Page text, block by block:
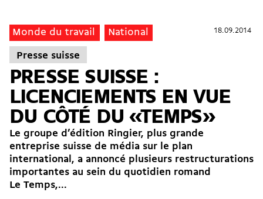
18.09.2014
Monde du travail National 18.09.2014
Presse suisse
PRESSE SUISSE :
LICENCIEMENTS EN VUE
DU CÔTÉ DU «TEMPS»
Le groupe d’édition Ringier, plus grande
entreprise suisse de média sur le plan
international, a annoncé plusieurs restructurations
importantes au sein du quotidien romand
Le Temps,...